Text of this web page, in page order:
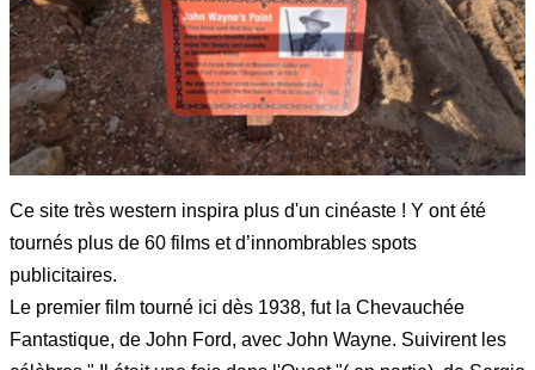
Ce site très western inspira plus d'un cinéaste ! Y ont été
tournés plus de 60 films et d’innombrables spots
publicitaires.
Le premier film tourné ici dès 1938, fut la Chevauchée
Fantastique, de John Ford, avec John Wayne. Suivirent les